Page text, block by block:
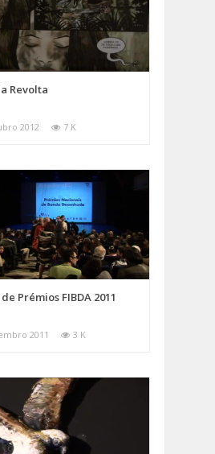
Revolta
2012 7 K
Prémios FIBDA 2011
2011 3 K